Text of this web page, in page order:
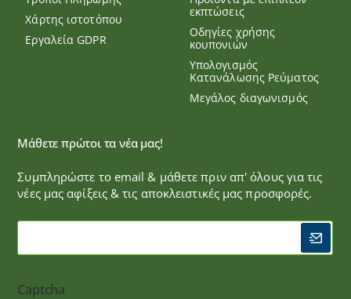
Χάρτης ιστοτόπου
Εργαλεία GDPR
εκπτώσεις
Οδηγίες χρήσης
κουπονιών
Υπολογισμός
Κατανάλωσης Ρεύματος
Μεγάλος διαγωνισμός
Μάθετε πρώτοι τα νέα μας!
Συμπληρώστε το email & μάθετε πριν απ' όλους για τις
νέες μας αφίξεις & τις αποκλειστικές μας προσφορές.
Captcha